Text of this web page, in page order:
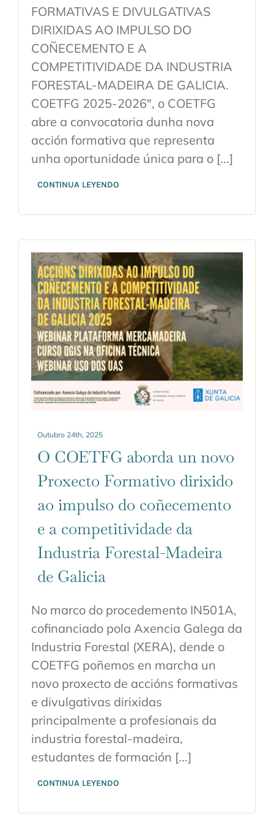
FORMATIVAS E DIVULGATIVAS
DIRIXIDAS AO IMPULSO DO
COÑECEMENTO E A
COMPETITIVIDADE DA INDUSTRIA
FORESTAL-MADEIRA DE GALICIA.
COETFG 2025-2026", o COETFG
abre a convocatoria dunha nova
acción formativa que representa
unha oportunidade única para o [...]
CONTINUA LEYENDO
Outubro 24th, 2025
O COETFG aborda un novo
Proxecto Formativo dirixido
ao impulso do coñecemento
e a competitividade da
Industria Forestal-Madeira
de Galicia
No marco do procedemento IN501A,
cofinanciado pola Axencia Galega da
Industria Forestal (XERA), dende o
COETFG poñemos en marcha un
novo proxecto de accións formativas
e divulgativas dirixidas
principalmente a profesionais da
industria forestal-madeira,
estudantes de formación [...]
CONTINUA LEYENDO